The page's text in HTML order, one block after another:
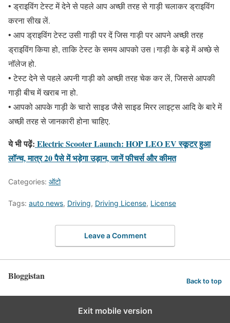
• ड्राइविंग टेस्ट में देने से पहले आप अच्छी तरह से गाड़ी चलाकर ड्राइविंग
करना सीख लें.
• आप ड्राइविंग टेस्ट उसी गाड़ी पर दें जिस गाड़ी पर आपने अच्छी तरह
ड्राइविंग किया हो, ताकि टेस्ट के समय आपको उस।गाड़ी के बड़े में अच्छे से
नॉलेज हो.
• टेस्ट देने से पहले अपनी गाड़ी को अच्छी तरह चेक कर लें, जिससे आपकी
गाड़ी बीच में खराब ना हो.
• आपको आपके गाड़ी के चारो साइड जैसे साइड मिरर लाइट्स आदि के बारे में
अच्छी तरह से जानकारी होना चाहिए.
ये भी पढ़ें: Electric Scooter Launch: HOP LEO EV स्कूटर हुआ
लॉन्च, मात्र 20 पैसे में भड़ेगा उड़ान, जानें फीचर्स और कीमत
Categories: ऑटो
Tags: auto news, Driving, Driving License, License
Leave a Comment
Bloggistan Back to top
Exit mobile version